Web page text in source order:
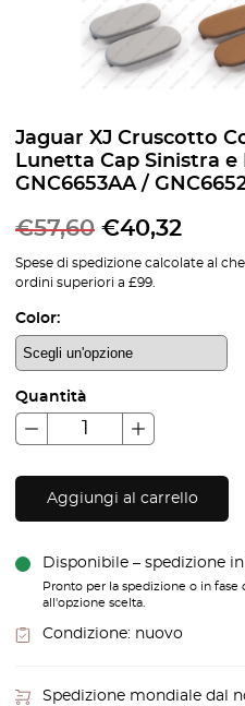
Jaguar XJ Cruscotto
Lunetta Cap Sinistra e
GNC6653AA /
€57,60 €40,32
Spese di spedizione calcolate al
ordini superiori a £99.
Color:
Quantità
Aggiungi al carrello
Disponibile – spedizione
Pronto per la spedizione o in fase
all'opzione scelta.
Condizione: nuovo
Spedizione mondiale dal